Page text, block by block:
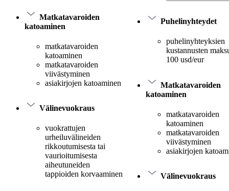
Matkatavaroiden
katoaminen
matkatavaroiden
katoaminen
matkatavaroiden
viivästyminen
asiakirjojen katoaminen
Välinevuokraus
vuokrattujen
urheiluvälineiden
rikkoutumisesta tai
vaurioitumisesta
aiheutuneiden
tappioiden korvaaminen
Puhelinyhteydet
puhelinyhteyksien
kustannusten
100 usd/eur
Matkatavaroiden
katoaminen
matkatavaroiden
katoaminen
matkatavaroiden
viivästyminen
asiakirjojen
Välinevuokraus